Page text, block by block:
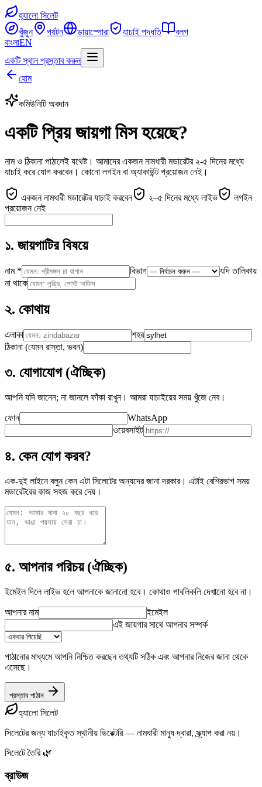
হ্যালো সিলেট
খুঁজুন
পর্যটন ডায়াস্পোরা যাচাই পদ্ধতি
ব্লগ
বাংলাEN
একটি স্থান প্রস্তাব করুন
হোম
কমিউনিটি অবদান
একটি প্রিয় জায়গা মিস হয়েছে?
নাম ও ঠিকানা পাঠালেই যথেষ্ট। আমাদের একজন নামধারী মডারেটর ২-৫ দিনের মধ্যে
যাচাই করে যোগ করবেন। কোনো লগইন বা অ্যাকাউন্ট প্রয়োজন নেই।
একজন নামধারী মডারেটর যাচাই করবেন ২–৫ দিনের মধ্যে লাইভ
লগইন
প্রয়োজন নেই
১. জায়গাটির বিষয়ে
নাম * বিভাগ
যদি তালিকায়
না থাকে
২. কোথায়
এলাকা
শহর
ঠিকানা (যেমন রাস্তা, ভবন)
৩. যোগাযোগ (ঐচ্ছিক)
আপনি যদি জানেন; না জানলে ফাঁকা রাখুন। আমরা যাচাইয়ের সময় খুঁজে নেব।
ফোন
WhatsApp
ওয়েবসাইট
৪. কেন যোগ করব?
এক-দুই লাইনে বলুন কেন এটা সিলেটের অন্যদের জানা দরকার। এটাই বেশিরভাগ সময়
মডারেটরের কাজ সহজ করে দেয়।
৫. আপনার পরিচয় (ঐচ্ছিক)
ইমেইল দিলে লাইভ হলে আপনাকে জানানো হবে। কোথাও পাবলিকলি দেখানো হবে না।
আপনার নাম
ইমেইল
এই জায়গার সাথে আপনার সম্পর্ক
পাঠানোর মাধ্যমে আপনি নিশ্চিত করছেন তথ্যটি সঠিক এবং আপনার নিজের জানা থেকে
এসেছে।
প্রস্তাব পাঠান
হ্যালো সিলেট
সিলেটের জন্য যাচাইকৃত স্থানীয় ডিরেক্টরি — নামধারী মানুষ দ্বারা, স্ক্র্যাপ করা নয়।
সিলেটে তৈরি 🌿
ব্রাউজ